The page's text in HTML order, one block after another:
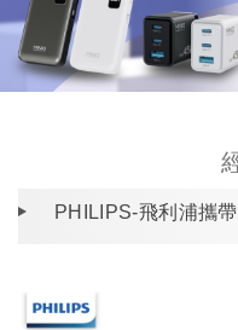
PHILIPS-飛利浦攜